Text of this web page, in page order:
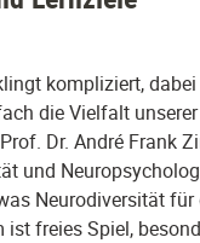
kompliziert,
die Vielfalt unserer
Dr. André Frank
und
Neurodiversität
ist freies Spiel,